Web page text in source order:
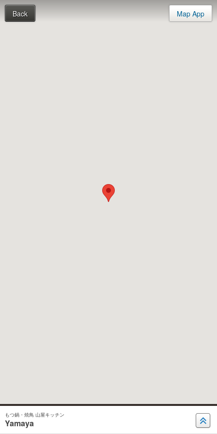
Back Map App
もつ鍋・焼鳥 山屋キッチン
Yamaya